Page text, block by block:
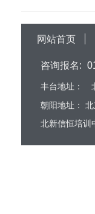
网站首页
咨询报名:
丰台地址：
朝阳地址：
北新信恒培训